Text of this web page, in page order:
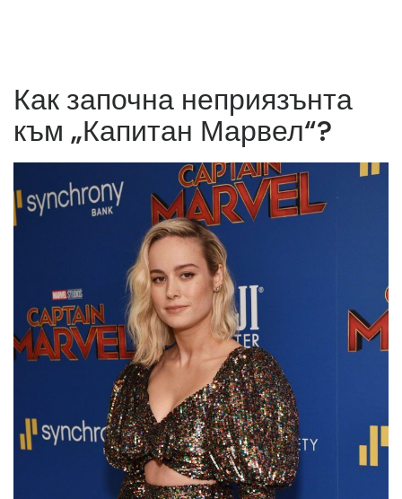
Как започна неприязънта
към „Капитан Марвел“?